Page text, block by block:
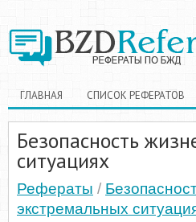
ГЛАВНАЯ СПИСОК РЕФЕРАТОВ
Безопасность
ситуациях
Рефераты /
экстремальных